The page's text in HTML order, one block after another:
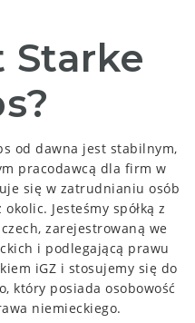
Starke
od dawna jest stabilnym,
pracodawcą dla firm w
się w zatrudnianiu osób
okolic. Jesteśmy spółką z
zarejestrowaną we
i podlegającą prawu
iGZ i stosujemy się do
który posiada osobowość
niemieckiego.